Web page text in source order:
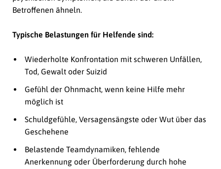
Betroffenen ähneln.
Typische Belastungen für Helfende sind:
Wiederholte Konfrontation mit schweren Unfällen,
Tod, Gewalt oder Suizid
Gefühl der Ohnmacht, wenn keine Hilfe mehr
möglich ist
Schuldgefühle, Versagensängste oder Wut über das
Geschehene
Belastende Teamdynamiken, fehlende
Anerkennung oder Überforderung durch hohe